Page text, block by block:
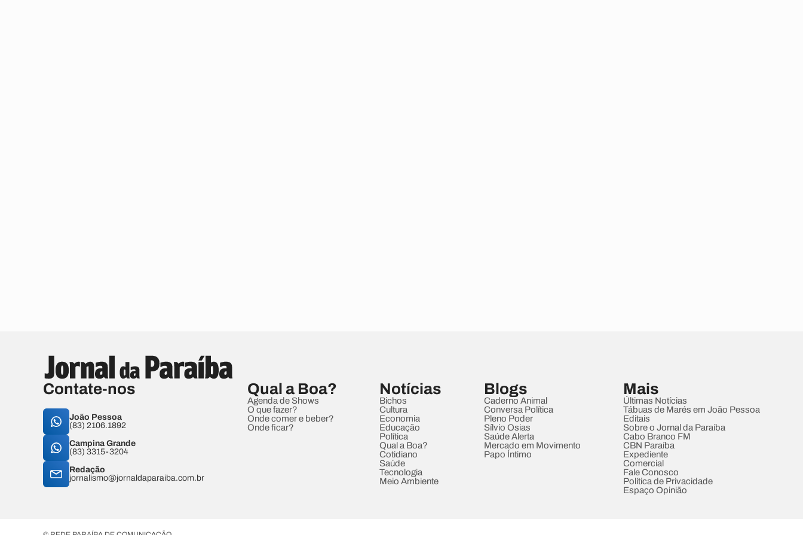
Contate-nos
João Pessoa
(83) 2106.1892
Campina Grande
(83) 3315-3204
Redação
jornalismo@jornaldaparaiba.com.br
Qual a Boa?
Agenda de Shows
O que fazer?
Onde comer e beber?
Onde ficar?
Notícias
Bichos
Cultura
Economia
Educação
Política
Qual a Boa?
Cotidiano
Saúde
Tecnologia
Meio Ambiente
Blogs
Caderno Animal
Conversa Política
Pleno Poder
Sílvio Osias
Saúde Alerta
Mercado em Movimento
Papo Íntimo
Mais
Últimas Notícias
Tábuas de Marés em João Pessoa
Editais
Sobre o Jornal da Paraíba
Cabo Branco FM
CBN Paraíba
Expediente
Comercial
Fale Conosco
Política de Privacidade
Espaço Opinião